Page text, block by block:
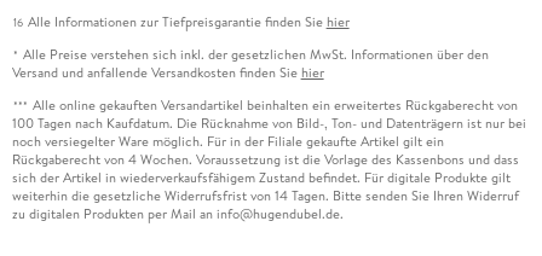
16 Alle Informationen zur Tiefpreisgarantie finden Sie hier
* Alle Preise verstehen sich inkl. der gesetzlichen MwSt. Informationen über den
Versand und anfallende Versandkosten finden Sie hier
*** Alle online gekauften Versandartikel beinhalten ein erweitertes Rückgaberecht von
100 Tagen nach Kaufdatum. Die Rücknahme von Bild-, Ton- und Datenträgern ist nur bei
noch versiegelter Ware möglich. Für in der Filiale gekaufte Artikel gilt ein
Rückgaberecht von 4 Wochen. Voraussetzung ist die Vorlage des Kassenbons und dass
sich der Artikel in wiederverkaufsfähigem Zustand befindet. Für digitale Produkte gilt
weiterhin die gesetzliche Widerrufsfrist von 14 Tagen. Bitte senden Sie Ihren Widerruf
zu digitalen Produkten per Mail an info@hugendubel.de.